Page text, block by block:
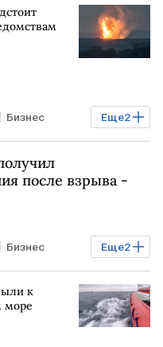
Еще2
Бизнес
после взрыва -
Еще2
Бизнес
к
море